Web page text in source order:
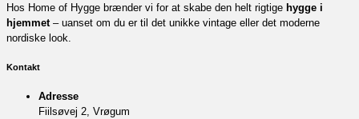
Hos Home of Hygge brænder vi for at skabe den helt rigtige hygge i
hjemmet – uanset om du er til det unikke vintage eller det moderne
nordiske look.
Kontakt
Adresse
Fiilsøvej 2, Vrøgum